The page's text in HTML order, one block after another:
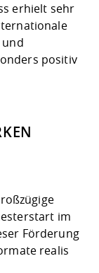
erhielt sehr
positiv
im
Förderung
realis